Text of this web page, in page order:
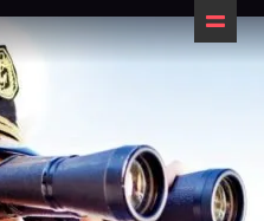
Inicio
¿Te ayudamos?
Packs despedidas